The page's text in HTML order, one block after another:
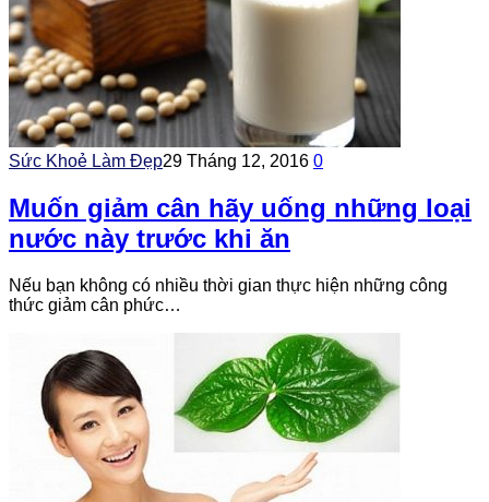
Sức Khoẻ Làm Đẹp29 Tháng 12, 2016 0
Muốn giảm cân hãy uống những loại
nước này trước khi ăn
Nếu bạn không có nhiều thời gian thực hiện những công
thức giảm cân phức…